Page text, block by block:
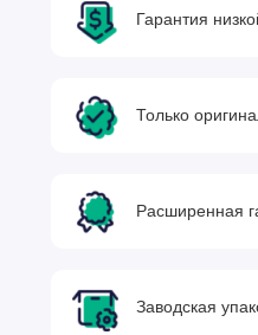
Гарантия
Только
Расширенная
Заводская